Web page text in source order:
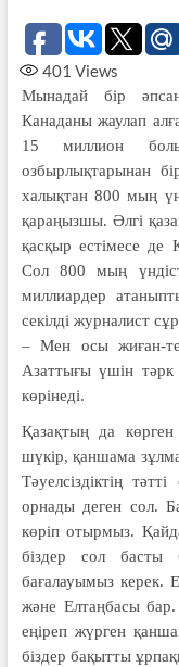
401 Views
Мынадай бір
Канаданы жаулап
15 миллион
озбырлықтарынан
халықтан 800 мың
қараңызшы. Әлгі
қасқыр естімесе де
Сол 800 мың
миллиардер
секілді журналист
– Мен осы жиған-
Азаттығы үшін
көрінеді.
Қазақтың да
шүкір, қаншама
Тәуелсіздіктің
орнады деген сол.
көріп отырмыз.
біздер сол басты
бағалауымыз керек.
және Елтаңбасы бар.
еңіреп жүрген
біздер бақытты